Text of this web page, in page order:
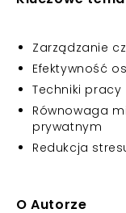
Zarządzanie
Efektywność
Techniki pracy
Równowaga
prywatnym
Redukcja
O Autorze